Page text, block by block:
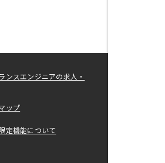
ンスエンジニアの求人・
ップ
定機能について